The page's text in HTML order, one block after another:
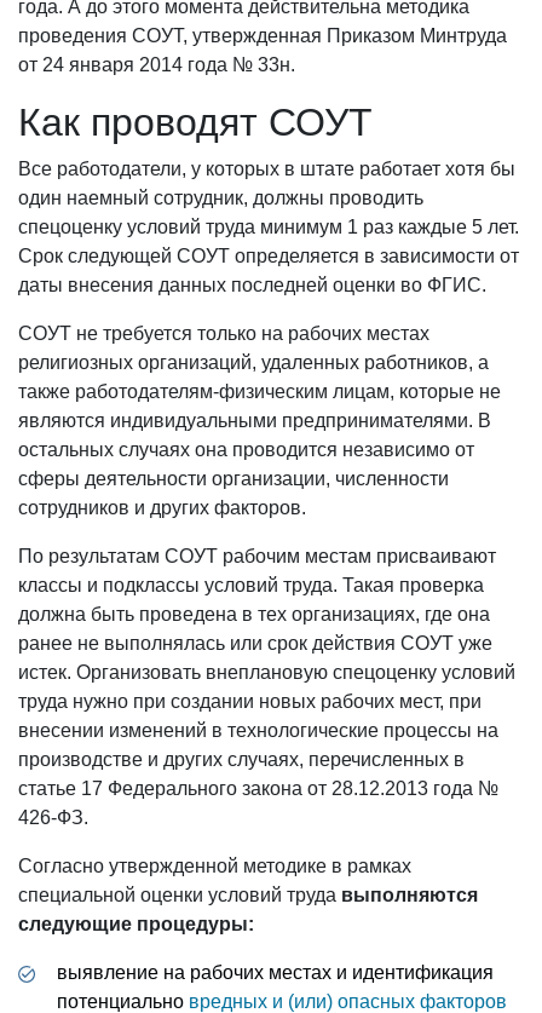
года. А до этого момента действительна методика
проведения СОУТ, утвержденная Приказом Минтруда
от 24 января 2014 года № 33н.
Как проводят СОУТ
Все работодатели, у которых в штате работает хотя бы
один наемный сотрудник, должны проводить
спецоценку условий труда минимум 1 раз каждые 5 лет.
Срок следующей СОУТ определяется в зависимости от
даты внесения данных последней оценки во ФГИС.
СОУТ не требуется только на рабочих местах
религиозных организаций, удаленных работников, а
также работодателям-физическим лицам, которые не
являются индивидуальными предпринимателями. В
остальных случаях она проводится независимо от
сферы деятельности организации, численности
сотрудников и других факторов.
По результатам СОУТ рабочим местам присваивают
классы и подклассы условий труда. Такая проверка
должна быть проведена в тех организациях, где она
ранее не выполнялась или срок действия СОУТ уже
истек. Организовать внеплановую спецоценку условий
труда нужно при создании новых рабочих мест, при
внесении изменений в технологические процессы на
производстве и других случаях, перечисленных в
статье 17 Федерального закона от 28.12.2013 года №
426-ФЗ.
Согласно утвержденной методике в рамках
специальной оценки условий труда выполняются
следующие процедуры:
выявление на рабочих местах и идентификация
потенциально вредных и (или) опасных факторов